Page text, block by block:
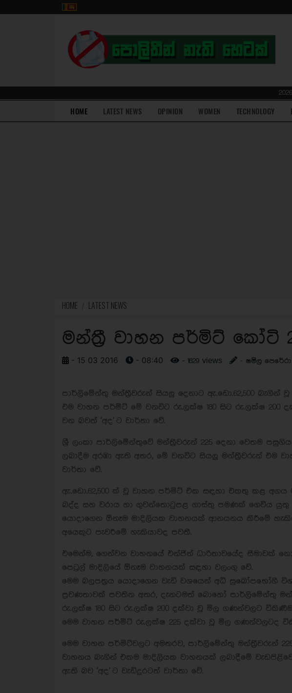
HOME(current)LATEST NEWS OPINION WOMEN TECHNOLOGY
HOME LATEST NEWS
මන්ත්‍රී වාහන පර්මිට් කෝටි
- 15 03 2016 - 08:40 - 1629 views - ෂමිල පෙරේරා
පාර්ලිමේන්තු මන්ත්‍රීවරුන් සියලු දෙනාට ඇ.ඩො.62,500 බැගින්
එම වාහන පර්මිට් මේ වනවිට රු.ලක්ෂ 180 සිට රු.ලක්ෂ 200
වන බවත් 'අද' ට වාර්තා වේ.
ශ්‍රී ලංකා පාර්ලිමේන්තුවේ මන්ත්‍රීවරුන් 225 දෙනා වෙතම
ලබාදීම අරඹා ඇති අතර, මේ වනවිට සියලු මන්ත්‍රීවරුන් එම
වාර්තා වේ.
ඇ.ඩො.62,500 ක් වූ වාහන පර්මිට් එක සඳහා එකතු කළ අගය
බද්ද සහ වරාය හා ගුවන්තොටුපළ ගාස්තු පමණක් ගෙවිය යුතු
යොදාගෙන ඕනෑම මාදිලියක වාහනයක් ආනයනය කිරීමේ
අයෙකුට පැවරීමේ හැකියාවද පවතී.
එමෙන්ම, ගෙන්වන වාහනයේ එන්ජින් ධාරිතාවයේද සීමාවක්
පෙට්‍රල් මාදිලියේ ඕනෑම වාහනයක් සඳහා වලංගු වේ.
මෙම බලපත්‍රය යොදාගෙන වැඩි වශයෙන් අධි සුඛෝපභෝගී
ප්‍රවණතාවක් පවතින අතර, දැනටමත් බොහෝ පාර්ලිමේන්තු
රු.ලක්ෂ 180 සිට රු.ලක්ෂ 200 දක්වා වූ මිල ගණන්වලට
මෙම වාහන පර්මිට් රු.ලක්ෂ 225 දක්වා වූ මිල ගණන්වලටද
මෙම වාහන පර්මිට්වලට අමතරව, පාර්ලිමේන්තු මන්ත්‍රීවරුන්
වාහනය බැගින් එකම මාදිලියක වාහනයක් ලබාදීමේ
ඇති බව 'අද' ට වැඩිදුරටත් වාර්තා වේ.